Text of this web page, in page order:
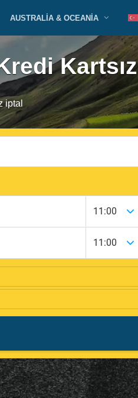
AUSTRALIA & OCEANIA
Kartsız
iptal